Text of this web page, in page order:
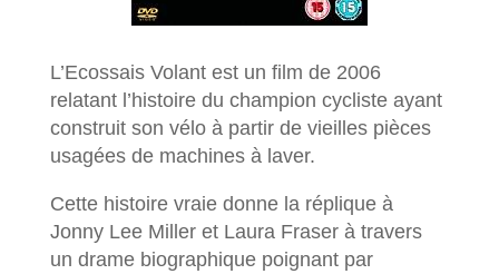
L’Ecossais Volant est un film de 2006
relatant l’histoire du champion cycliste ayant
construit son vélo à partir de vieilles pièces
usagées de machines à laver.
Cette histoire vraie donne la réplique à
Jonny Lee Miller et Laura Fraser à travers
un drame biographique poignant par